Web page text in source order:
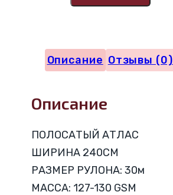
2смОписание Отзывы (0)
Описание
ПОЛОСАТЫЙ АТЛАС
ШИРИНА 240CM
РАЗМЕР РУЛОНА: 30м
МАССА: 127-130 GSM